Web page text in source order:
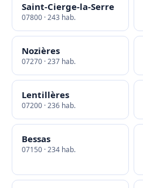
Saint-Cierge-la-Serre
07800 · 243 hab.
Nozières
07270 · 237 hab.
Lentillères
07200 · 236 hab.
Bessas
07150 · 234 hab.